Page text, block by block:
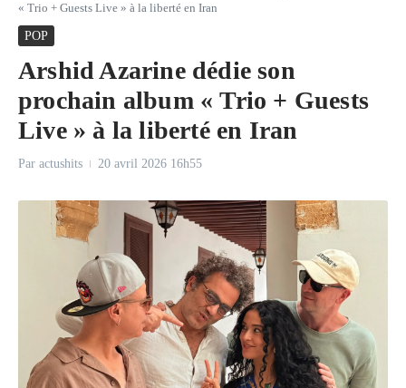
« Trio + Guests Live » à la liberté en Iran
POP
Arshid Azarine dédie son
prochain album « Trio + Guests
Live » à la liberté en Iran
Par actushits 20 avril 2026 16h55